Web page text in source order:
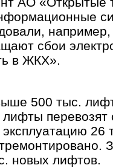
сбои
в ЖКХ».
500 тыс.
новых лифтов.